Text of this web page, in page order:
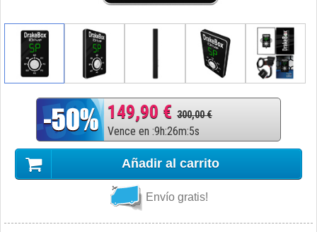
149,90 € 300,00 €
Vence en :9h:26m:4s
Añadir al carrito
Envío gratis!